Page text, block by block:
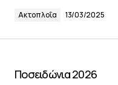
Ακτοπλοΐα 13/03/2025
Ποσειδώνια 2026